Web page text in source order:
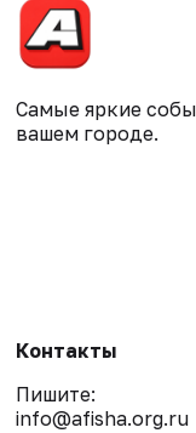
Самые яркие
вашем городе.
Контакты
Пишите:
info@afisha.org.ru